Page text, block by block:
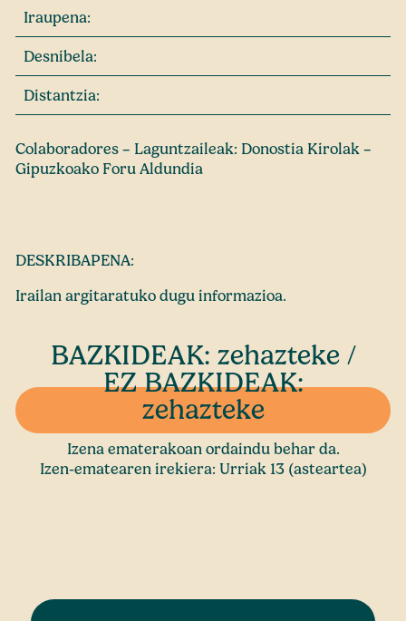
Iraupena:
Desnibela:
Distantzia:
Colaboradores – Laguntzaileak: Donostia Kirolak –
Gipuzkoako Foru Aldundia
DESKRIBAPENA:
Irailan argitaratuko dugu informazioa.
BAZKIDEAK: zehazteke /
EZ BAZKIDEAK:
zehazteke
Izena ematerakoan ordaindu behar da.
Izen-ematearen irekiera: Urriak 13 (asteartea)